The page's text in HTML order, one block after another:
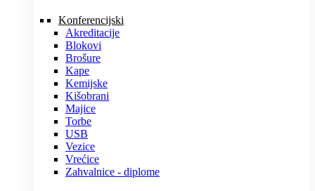
Konferencijski
Akreditacije
Blokovi
Brošure
Kape
Kemijske
Kišobrani
Majice
Torbe
USB
Vezice
Vrećice
Zahvalnice - diplome